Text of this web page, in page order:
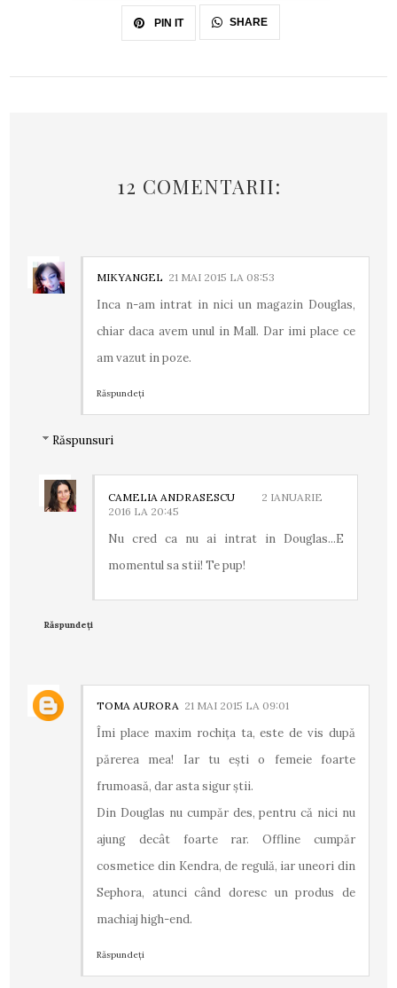
PIN IT SHARE
12 COMENTARII:
MIKYANGEL 21 MAI 2015 LA 08:53
Inca n-am intrat in nici un magazin Douglas,
chiar daca avem unul in Mall. Dar imi place ce
am vazut in poze.
Răspundeți
Răspunsuri
CAMELIA ANDRASESCU
2 IANUARIE
2016 LA 20:45
Nu cred ca nu ai intrat in Douglas...E
momentul sa stii! Te pup!
Răspundeți
TOMA AURORA 21 MAI 2015 LA 09:01
Îmi place maxim rochița ta, este de vis după
părerea mea! Iar tu ești o femeie foarte
frumoasă, dar asta sigur știi.
Din Douglas nu cumpăr des, pentru că nici nu
ajung decât foarte rar. Offline cumpăr
cosmetice din Kendra, de regulă, iar uneori din
Sephora, atunci când doresc un produs de
machiaj high-end.
Răspundeți